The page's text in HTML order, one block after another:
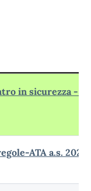
in sicurezza -
ATA a.s.